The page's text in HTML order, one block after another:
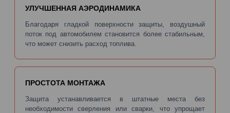
УЛУЧШЕННАЯ АЭРОДИНАМИКА
Благодаря гладкой поверхности защиты, воздушный
поток под автомобилем становится более стабильным,
что может снизить расход топлива.
ПРОСТОТА МОНТАЖА
Защита устанавливается в штатные места без
необходимости сверления или сварки, что упрощает